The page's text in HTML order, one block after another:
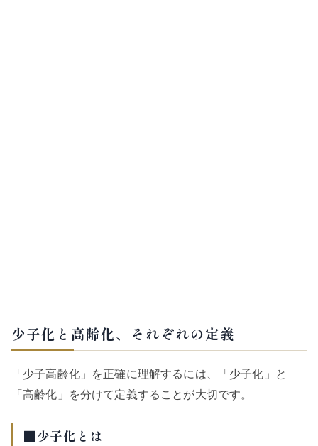
少子化と高齢化、それぞれの定義
「少子高齢化」を正確に理解するには、「少子化」と
「高齢化」を分けて定義することが大切です。
■少子化とは